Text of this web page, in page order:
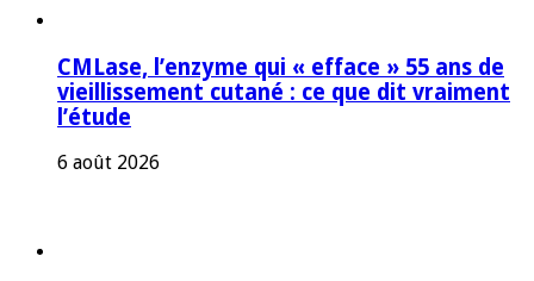
CMLase, l’enzyme qui « efface » 55 ans de
vieillissement cutané : ce que dit vraiment
l’étude
6 août 2026